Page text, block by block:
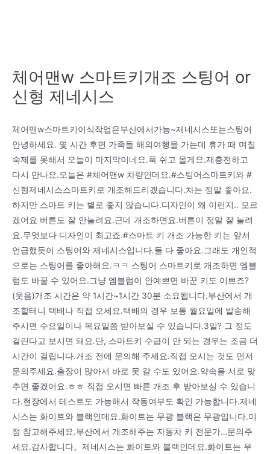
체어맨w 스마트키개조 스팅어 or
신형 제네시스
체어맨w스마트키이식작업은부산에서가능~제네시스또는스팅어
안녕하세요. 몇 시간 후면 가족들 해외여행을 가는데 휴가 때 며칠
숙제를 못해서 오늘이 마지막이네요.푹 쉬고 올게요.재충전하고
다시 만나요.오늘은 #체어맨w 차량인데요.#스팅어스마트키와 #
신형제네시스스마트키로 개조해드리겠습니다.차는 정말 좋아요.
하지만 스마트 키는 별로 좋지 않습니다.디자인이 왜 이런지.. 모르
겠어요 버튼도 잘 안눌려요.근데 개조하면요.버튼이 정말 잘 눌려
요.무엇보다 디자인이 최고죠.#스마트 키 개조 가능한 키는 앞서
언급했듯이 스팅어와 제네시스입니다.둘 다 좋아요.그래도 개인적
으로는 스팅어를 좋아해요.ㅋㅋ 스팅어 스마트키로 개조하면 엠블
럼도 바꿀 수 있어요.그냥 엠블럼이 안예쁘면 바꾼 키도 이쁘죠?
(웃음)개조 시간은 약 1시간~1시간 30분 소요됩니다.부산에서 개
조할테니 택배나 직접 오세요.택배의 경우 보통 월요일에 발송해
주시면 수요일이나 목요일쯤 받아보실 수 있습니다.3일? 그 정도
걸린다고 보시면 돼요.단, 스마트키 수급이 안 되는 경우는 조금 더
시간이 걸립니다.개조 전에 문의해 주세요.직접 오시는 것도 먼저
문의주세요.출장이 많아서 바로 못 갈 수도 있어요.약속을 서로 맞
추면 좋겠어요.ㅎㅎ 직접 오시면 빠른 개조 후 받아보실 수 있습니
다.현장에서 테스트도 가능해서 작동여부도 확인 가능합니다.제네
시스는 화이트와 블랙인데요.화이트는 무광 블랙은 무광입니다.이
점 참고해주세요.부산에서 개조해주는 자동차 키 전문가…문의주
세요.감사합니다。제네시스는 화이트와 블랙인데요.화이트는 무